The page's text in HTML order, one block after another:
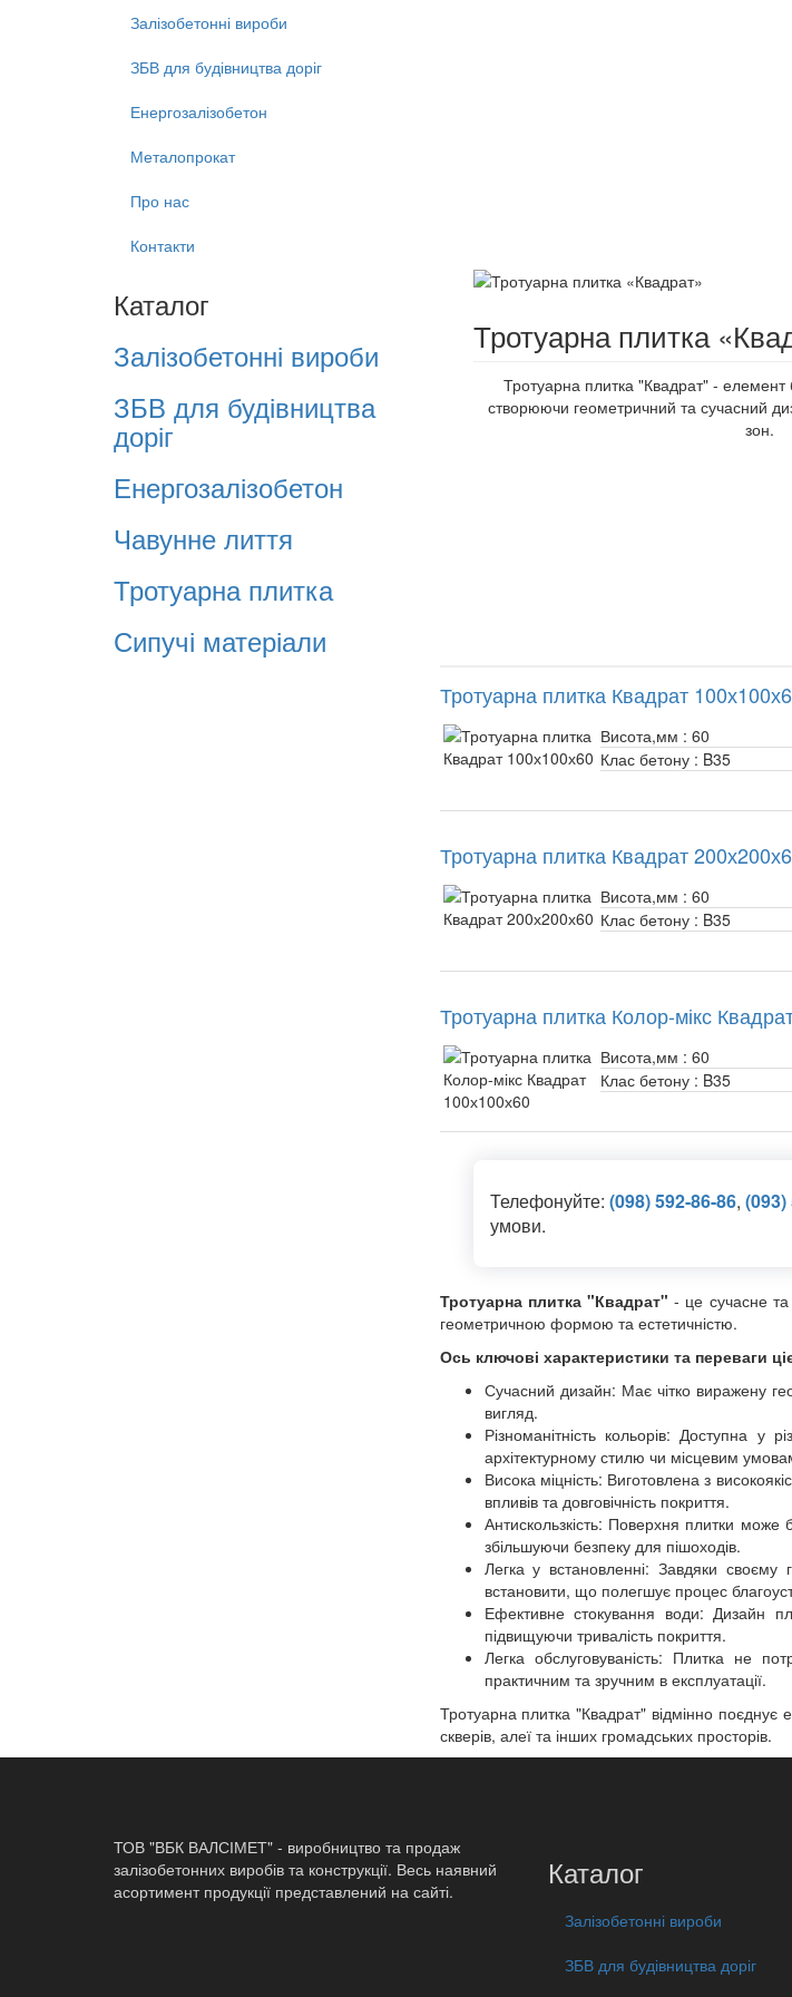
Залізобетонні вироби
ЗБВ для будівництва доріг
Енергозалізобетон
Металопрокат
Про нас
Контакти
Каталог
Залізобетонні вироби
ЗБВ для будівництва
доріг
Енергозалізобетон
Чавунне лиття
Тротуарна плитка
Сипучі матеріали
Тротуарна плитка
Тротуарна плитка "Квадрат" -
створюючи геометричний та сучасний
зон.
Тротуарна плитка Квадрат
Висота,мм : 60
Клас бетону : B35
Тротуарна плитка Квадрат
Висота,мм : 60
Клас бетону : B35
Тротуарна плитка Колор-мікс
Висота,мм : 60
Клас бетону : B35
Телефонуйте: (098) 592-86-86, (093)
умови.
Тротуарна плитка "Квадрат" - це сучасне та
геометричною формою та естетичністю.
Ось ключові характеристики та переваги
Сучасний дизайн: Має чітко виражену
вигляд.
Різноманітність кольорів: Доступна у
архітектурному стилю чи місцевим
Висока міцність: Виготовлена з
впливів та довговічність покриття.
Антискользкість: Поверхня плитки може
збільшуючи безпеку для пішоходів.
Легка у встановленні: Завдяки своєму
встановити, що полегшує процес
Ефективне стокування води: Дизайн
підвищуючи тривалість покриття.
Легка обслуговуваність: Плитка не
практичним та зручним в експлуатації.
Тротуарна плитка "Квадрат" відмінно поєднує
скверів, алеї та інших громадських просторів.
ТОВ "ВБК ВАЛСІМЕТ" - виробництво та продаж
залізобетонних виробів та конструкції. Весь наявний
асортимент продукції представлений на сайті.
Каталог
Залізобетонні вироби
ЗБВ для будівництва доріг